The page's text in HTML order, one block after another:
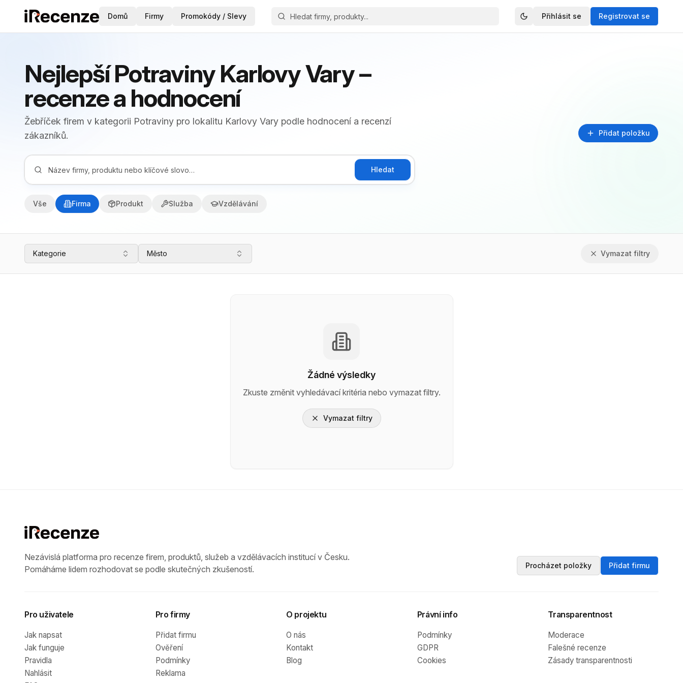
Domů Firmy Promokódy / Slevy Přihlásit se Registrovat se
Nejlepší Potraviny Karlovy Vary –
recenze a hodnocení
Žebříček firem v kategorii Potraviny pro lokalitu Karlovy Vary podle hodnocení a recenzí
zákazníků.
Přidat položku
Hledat
Vše Firma Produkt Služba Vzdělávání
Kategorie Město Vymazat filtry
Žádné výsledky
Zkuste změnit vyhledávací kritéria nebo vymazat filtry.
Vymazat filtry
Nezávislá platforma pro recenze firem, produktů, služeb a vzdělávacích institucí v Česku.
Pomáháme lidem rozhodovat se podle skutečných zkušeností.
Procházet položky Přidat firmu
Pro uživatele
Jak napsat
Jak funguje
Pravidla
Nahlásit
Pro firmy
Přidat firmu
Ověření
Podmínky
Reklama
O projektu
O nás
Kontakt
Blog
Právní info
Podmínky
GDPR
Cookies
Transparentnost
Moderace
Falešné recenze
Zásady transparentnosti